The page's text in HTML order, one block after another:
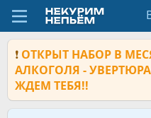
❗ ОТКРЫТ НАБОР В
АЛКОГОЛЯ -
ЖДЕМ ТЕБЯ!!